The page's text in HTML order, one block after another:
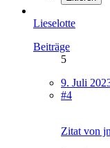
Lieselotte
Beiträge
5
9. Juli
#4
Zitat von